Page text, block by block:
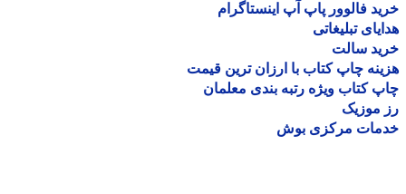
فالوور پاپ آپ اینستاگرام
تبلیغاتی
سالت
چاپ کتاب با ارزان ترین قیمت
کتاب ویژه رتبه بندی معلمان
موزیک
مرکزی بوش